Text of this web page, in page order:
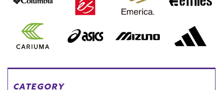
ブランド一覧
RIDE LIFE MAGAZINE一
スタッフスナップ
中古/アウトレット スノ
ご利用ガイド
会員ランク
ギフトラッピング
アフターサポート
店舗一覧
CATEGORY